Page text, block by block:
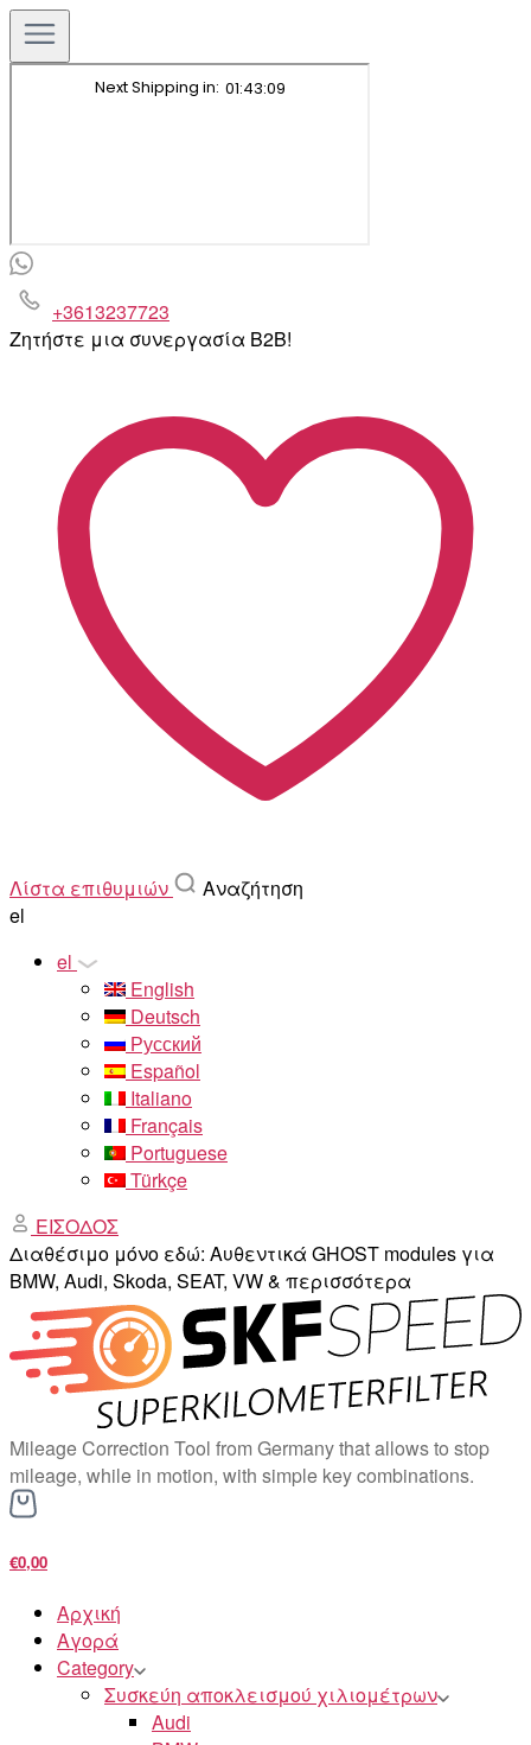
+3613237723
Ζητήστε μια συνεργασία B2B!
Λίστα επιθυμιών
Αναζήτηση
el
el
English
Deutsch
Русский
Español
Italiano
Français
Portuguese
Türkçe
ΕΙΣΟΔΟΣ
Διαθέσιμο μόνο εδώ: Αυθεντικά GHOST modules για
BMW, Audi, Skoda, SEAT, VW & περισσότερα
Mileage Correction Tool from Germany that allows to stop
mileage, while in motion, with simple key combinations.
€0,00
Αρχική
Αγορά
Category
Συσκεύη αποκλεισμού χιλιομέτρων
Audi